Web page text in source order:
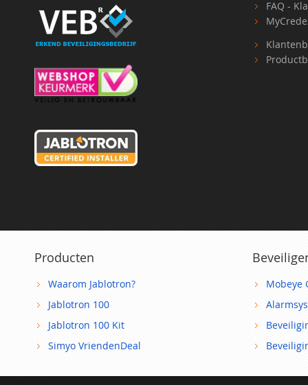
FAQ -
Producten
Waarom Jablotron?
Jablotron 100
Jablotron 100 Kit
Simyo VriendenDeal
Mobeye